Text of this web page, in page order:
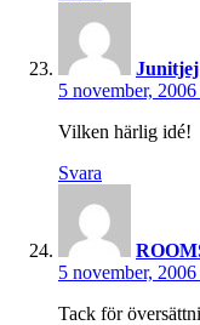
Junitjej
5 november,
Vilken härlig idé!
Svara
5 november,
Tack för